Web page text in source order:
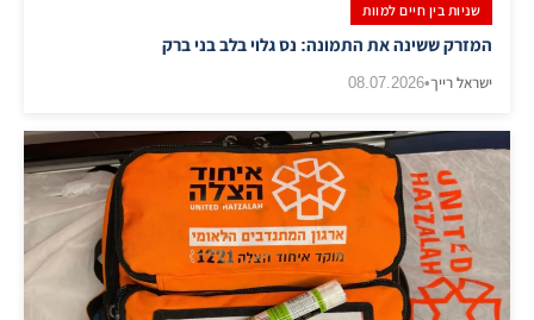
שניות בין חיים למוות
המזרק ששינה את התמונה: נס גלוי בלב בני ברק
ישראל רייך•
08.07.2026